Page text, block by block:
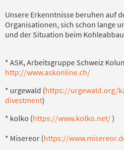
Unsere Erkenntnisse beruhen auf
Organisationen, sich schon lange
und der Situation beim
* ASK, Arbeitsgruppe Schweiz
http://www.askonline.ch/
* urgewald (https://urgewald.org/
divestment)
* kolko (https://www.kolko.net/)
* Misereor (https://